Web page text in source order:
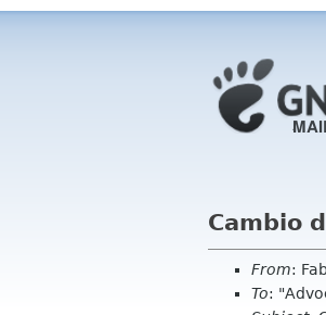
Cambio
From:
To: